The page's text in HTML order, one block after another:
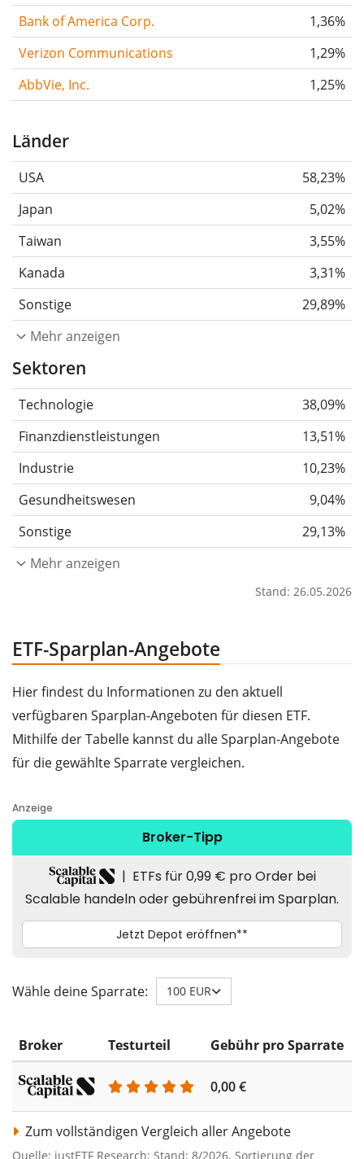
Bank of America Corp.
1,36%
Verizon Communications
1,29%
AbbVie, Inc.
1,25%
Länder
USA
58,23%
Japan
5,02%
Taiwan
3,55%
Kanada
3,31%
Sonstige
29,89%
Mehr anzeigen
Sektoren
Technologie
38,09%
Finanzdienstleistungen
13,51%
Industrie
10,23%
Gesundheitswesen
9,04%
Sonstige
29,13%
Mehr anzeigen
Stand: 26.05.2026
ETF-Sparplan-Angebote
Hier findest du Informationen zu den aktuell
verfügbaren Sparplan-Angeboten für diesen ETF.
Mithilfe der Tabelle kannst du alle Sparplan-Angebote
für die gewählte Sparrate vergleichen.
Wähle deine Sparrate: 100 EUR
Broker Testurteil Gebühr pro Sparrate
0,00 €
Zum vollständigen Vergleich aller Angebote
Quelle: justETF Research; Stand: 8/2026. Sortierung der